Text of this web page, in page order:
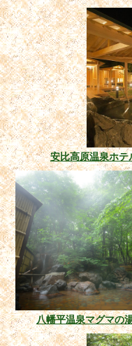
安比高原温泉ホ
八幡平温泉マグマの